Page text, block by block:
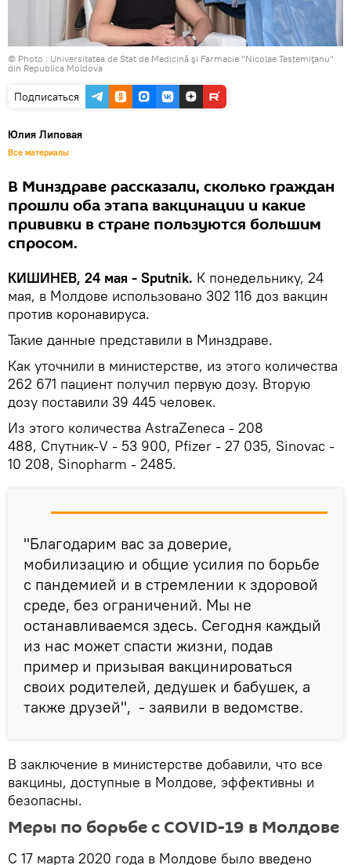
© Photo : Universitatea de Stat de Medicină şi Farmacie "Nicolae Testemiţanu"
din Republica Moldova
Подписаться
Юлия Липовая
Все материалы
В Минздраве рассказали, сколько граждан
прошли оба этапа вакцинации и какие
прививки в стране пользуются большим
спросом.
КИШИНЕВ, 24 мая - Sputnik. К понедельнику, 24
мая, в Молдове использовано 302 116 доз вакцин
против коронавируса.
Такие данные представили в Минздраве.
Как уточнили в министерстве, из этого количества
262 671 пациент получил первую дозу. Вторую
дозу поставили 39 445 человек.
Из этого количества AstraZeneca - 208
488, Спутник-V - 53 900, Pfizer - 27 035, Sinovac -
10 208, Sinopharm - 2485.
"Благодарим вас за доверие,
мобилизацию и общие усилия по борьбе
с пандемией и в стремлении к здоровой
среде, без ограничений. Мы не
останавливаемся здесь. Сегодня каждый
из нас может спасти жизни, подав
пример и призывая вакцинироваться
своих родителей, дедушек и бабушек, а
также друзей", - заявили в ведомстве.
В заключение в министерстве добавили, что все
вакцины, доступные в Молдове, эффективны и
безопасны.
Меры по борьбе с COVID-19 в Молдове
С 17 марта 2020 года в Молдове было введено